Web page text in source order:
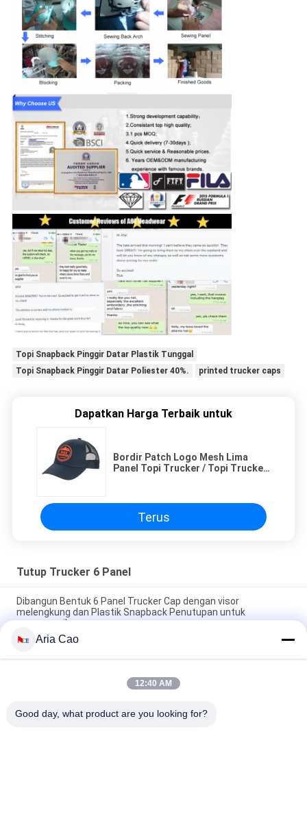
Topi Snapback Pinggir Datar Plastik Tunggal
Topi Snapback Pinggir Datar Poliester 40%.
printed trucker caps
Dapatkan Harga Terbaik untuk
Bordir Patch Logo Mesh Lima
Panel Topi Trucker / Topi Trucker
Terus
Tutup Trucker 6 Panel
Dibangun Bentuk 6 Panel Trucker Cap dengan visor
melengkung dan Plastik Snapback Penutupan untuk
menyesuaikan pas
dan Absorbent Koton Sweatband untuk Semua Musim
Disesuaikan ukuran 6 Panel Trucker Cap dengan logo bordir
Aria Cao
12:40 AM
Good day, what product are you looking for?